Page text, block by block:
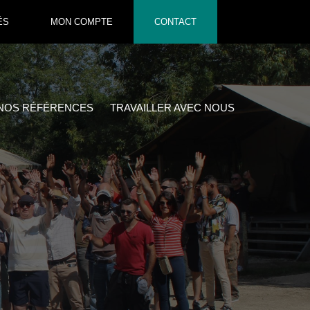
MON COMPTE CONTACT
RÉFÉRENCES TRAVAILLER AVEC NOUS